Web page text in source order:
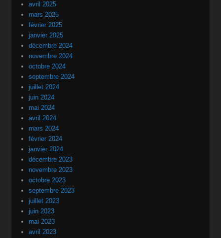
avril 2025
mars 2025
février 2025
janvier 2025
décembre 2024
novembre 2024
octobre 2024
septembre 2024
juillet 2024
juin 2024
mai 2024
avril 2024
mars 2024
février 2024
janvier 2024
décembre 2023
novembre 2023
octobre 2023
septembre 2023
juillet 2023
juin 2023
mai 2023
avril 2023